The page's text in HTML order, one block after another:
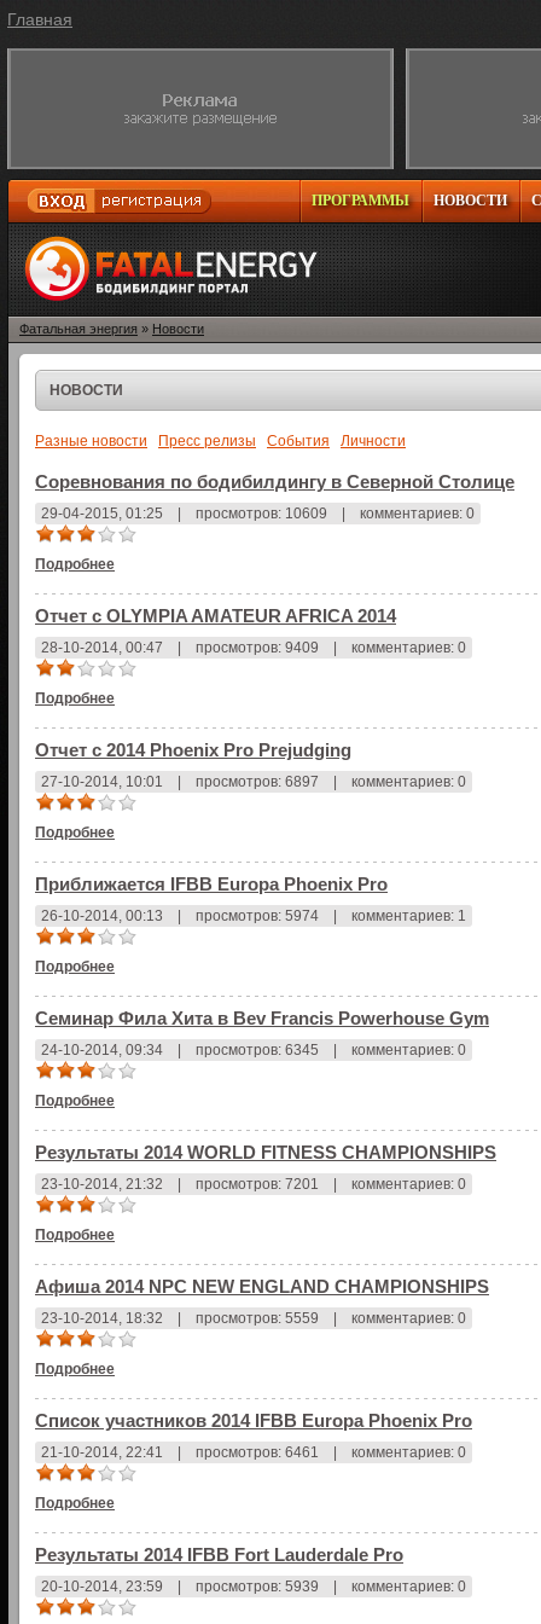
Главная
НОВОСТИ
ПРОГРАММЫ
Фатальная энергия » Новости
НОВОСТИ
Разные новости Пресс релизы События Личности
Соревнования по бодибилдингу в Северной Столице
29-04-2015, 01:25 просмотров: 10609 комментариев: 0
Подробнее
Отчет с OLYMPIA AMATEUR AFRICA 2014
28-10-2014, 00:47 просмотров: 9409 комментариев: 0
Подробнее
Отчет с 2014 Phoenix Pro Prejudging
27-10-2014, 10:01 просмотров: 6897 комментариев: 0
Подробнее
Приближается IFBB Europa Phoenix Pro
26-10-2014, 00:13 просмотров: 5974 комментариев: 1
Подробнее
Семинар Фила Хита в Bev Francis Powerhouse Gym
24-10-2014, 09:34 просмотров: 6345 комментариев: 0
Подробнее
Результаты 2014 WORLD FITNESS CHAMPIONSHIPS
23-10-2014, 21:32 просмотров: 7201 комментариев: 0
Подробнее
Афиша 2014 NPC NEW ENGLAND CHAMPIONSHIPS
23-10-2014, 18:32 просмотров: 5559 комментариев: 0
Подробнее
Список участников 2014 IFBB Europa Phoenix Pro
21-10-2014, 22:41 просмотров: 6461 комментариев: 0
Подробнее
Результаты 2014 IFBB Fort Lauderdale Pro
20-10-2014, 23:59 просмотров: 5939 комментариев: 0